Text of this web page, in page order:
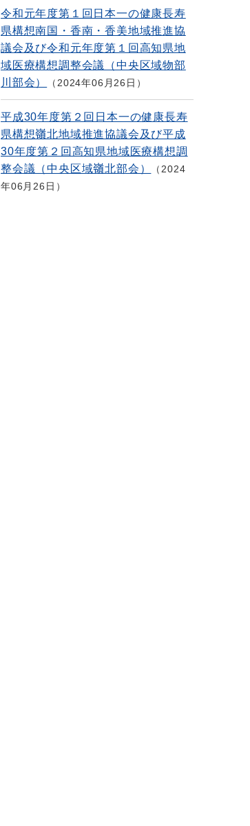
令和元年度第１回日本一の健康長寿
県構想南国・香南・香美地域推進協
議会及び令和元年度第１回高知県地
域医療構想調整会議（中央区域物部
川部会）
2024年06月26日
平成30年度第２回日本一の健康長寿
県構想嶺北地域推進協議会及び平成
30年度第２回高知県地域医療構想調
整会議（中央区域嶺北部会）
2024
年06月26日